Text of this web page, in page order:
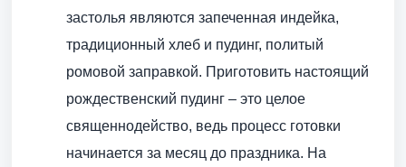
застолья являются запеченная индейка,
традиционный хлеб и пудинг, политый
ромовой заправкой. Приготовить настоящий
рождественский пудинг – это целое
священнодейство, ведь процесс готовки
начинается за месяц до праздника. На